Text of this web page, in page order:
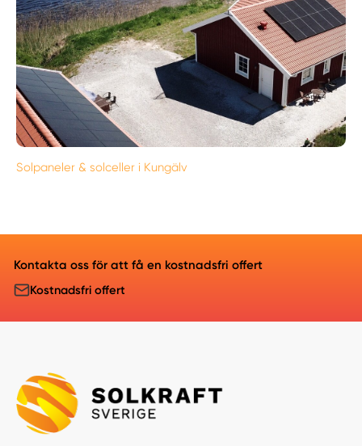
Solpaneler & solceller i Kungälv
Kontakta oss för att få en kostnadsfri offert
Kostnadsfri offert